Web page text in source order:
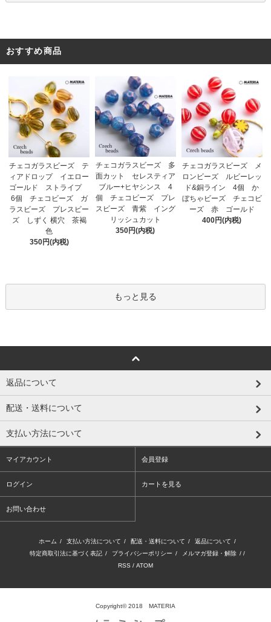
おすすめ商品
チェコガラスビーズ テ
ィアドロップ イエロー
ゴールド ストライプ
6個 チェコビーズ ガ
ラスビーズ プレスビー
ズ しずく 横穴 茶褐
色
350円(内税)
チェコガラスビーズ 多
面カット セレスティア
ブルー+ヒヤシンス 4
個 チェコビーズ プレ
スビーズ 青紫 イング
リッシュカット
350円(内税)
チェコガラスビーズ メ
ロンビーズ ルビーレッ
ド&銅ライン 4個 か
ぼちゃビーズ チェコビ
ーズ 赤 ゴールド
400円(内税)
もっと見る
返品について
配送・送料について
支払い方法について
マイアカウント 会員登録
ログイン カートを見る
お問い合わせ
ホーム / 支払い方法について / 配送・送料について / 返品について /
特定商取引法に基づく表記 / プライバシーポリシー / メルマガ登録・解除 / /
RSS / ATOM
Copyright© 2018 MATERIA